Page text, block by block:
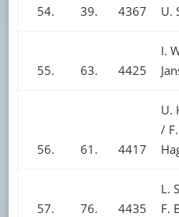
54. 39. 4367
U.
55. 63. 4425
I.
56. 61. 4417
U.
/ F.
57. 76. 4435
L.
F.